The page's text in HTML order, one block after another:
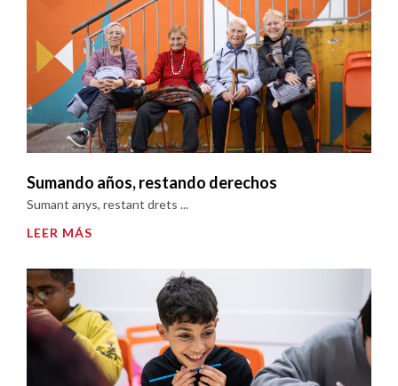
Sumando años, restando derechos
Sumant anys, restant drets ...
LEER MÁS